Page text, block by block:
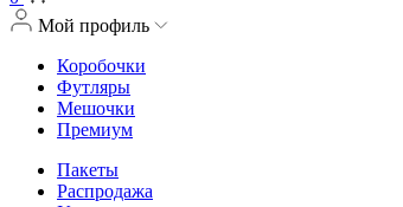
Мой профиль
Коробочки
Футляры
Мешочки
Премиум
Пакеты
Распродажа